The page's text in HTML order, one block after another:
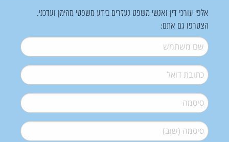
אלפי עורכי דין ואנשי משפט נעזרים בידע משפטי מהימן ועדכני.
הצטרפו גם אתם:
שם משתמש*
דואל*
סיסמה*
סיסמה (שוב)*